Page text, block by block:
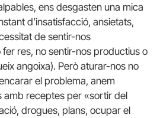
ens desgasten una mica
d’insatisfacció, ansietats,
de sentir-nos
res, no sentir-nos productius o
angoixa). Però aturar-nos no
el problema, anem
amb receptes per «sortir del
drogues, plans, ocupar el